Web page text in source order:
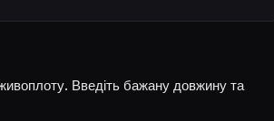
Введіть бажану довжину та